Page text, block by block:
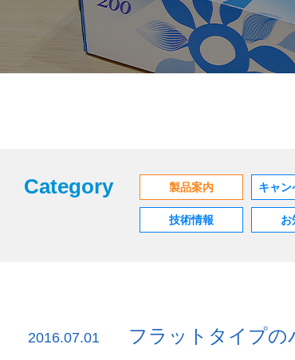
Category 製品案内 キャン
技術情報 お
2016.07.01 フラットタイプの